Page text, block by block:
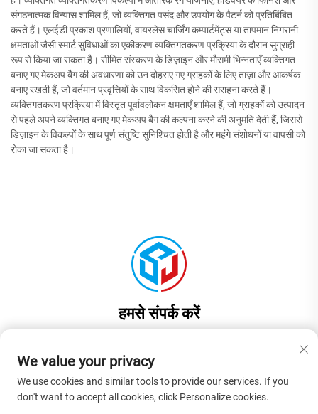
संगठनात्मक विन्यास शामिल हैं, जो व्यक्तिगत पसंद और उपयोग के पैटर्न को प्रतिबिंबित
करते हैं। एलईडी प्रकाश प्रणालियों, वायरलेस चार्जिंग कम्पार्टमेंट्स या तापमान निगरानी
क्षमताओं जैसी स्मार्ट सुविधाओं का एकीकरण व्यक्तिगतकरण प्रक्रिया के दौरान सुग्राही
रूप से किया जा सकता है। सीमित संस्करण के डिज़ाइन और मौसमी भिन्नताएँ व्यक्तिगत
बनाए गए मेकअप बैग की अवधारणा को उन दोहराए गए ग्राहकों के लिए ताज़ा और आकर्षक
बनाए रखती हैं, जो वर्तमान प्रवृत्तियों के साथ विकसित होने की सराहना करते हैं।
व्यक्तिगतकरण प्रक्रिया में विस्तृत पूर्वावलोकन क्षमताएँ शामिल हैं, जो ग्राहकों को उत्पादन
से पहले अपने व्यक्तिगत बनाए गए मेकअप बैग की कल्पना करने की अनुमति देती हैं, जिससे
डिज़ाइन के विकल्पों के साथ पूर्ण संतुष्टि सुनिश्चित होती है और महंगे संशोधनों या वापसी को
रोका जा सकता है।
हमसे संपर्क करें
भवन 1, कमरा 201
फ़ोन:
+86-13922937958
ई-मेल:[email protected]
We value your privacy
We use cookies and similar tools to provide our services. If you
don't want to accept all cookies, click Personalize cookies.